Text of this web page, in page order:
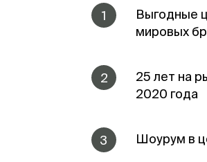
1
Выгодные
мировых
2
25 лет на
2020 года
3 Шоурум в